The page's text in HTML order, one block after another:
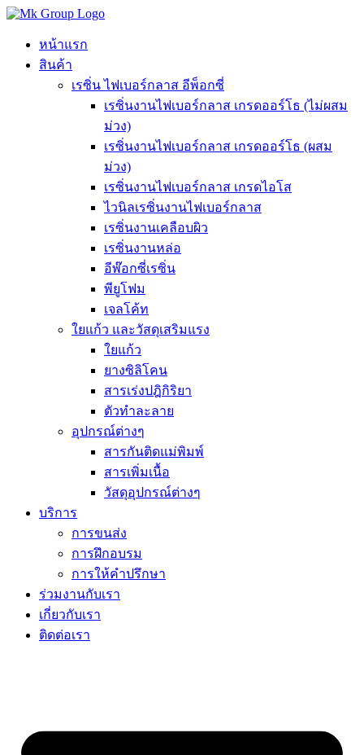
Skip
contentหน้าแรก
สินค้า
เรซิ่น ไฟเบอร์กลาส อีพ็อกซี่
เรซิ่นงานไฟเบอร์กลาส เกรดออร์โธ (ไม่ผสม
ม่วง)
เรซิ่นงานไฟเบอร์กลาส เกรดออร์โธ (ผสม
ม่วง)
เรซิ่นงานไฟเบอร์กลาส เกรดไอโส
ไวนิลเรซิ่นงานไฟเบอร์กลาส
เรซิ่นงานเคลือบผิว
เรซิ่นงานหล่อ
อีพ๊อกซี่เรซิ่น
พียูโฟม
เจลโค้ท
ใยแก้ว และวัสดุเสริมแรง
ใยแก้ว
ยางซิลิโคน
สารเร่งปฎิกิริยา
ตัวทำละลาย
อุปกรณ์ต่างๆ
สารกันติดแม่พิมพ์
สารเพิ่มเนื้อ
วัสดุอุปกรณ์ต่างๆ
บริการ
การขนส่ง
การฝึกอบรม
การให้คำปรึกษา
ร่วมงานกับเรา
เกี่ยวกับเรา
ติดต่อเรา